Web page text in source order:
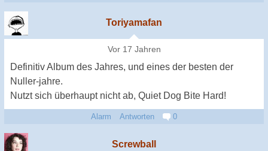
Toriyamafan
Vor 17 Jahren
Definitiv Album des Jahres, und eines der besten der
Nuller-jahre.
Nutzt sich überhaupt nicht ab, Quiet Dog Bite Hard!
Alarm Antworten 0
Screwball